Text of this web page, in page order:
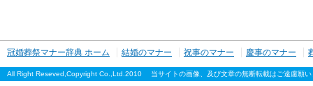
冠婚葬祭マナー辞典 ホーム 結婚のマナー 祝事のマナー 慶事のマナー
All Right Reseved,Copyright Co.,Ltd.2010 当サイトの画像、及び文章の無断転載はご遠慮願い